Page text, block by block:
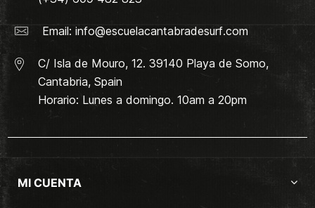
Email: info@escuelacantabradesurf.com
C/ Isla de Mouro, 12. 39140 Playa de Somo,
Cantabria, Spain
Horario: Lunes a domingo. 10am a 20pm
MI CUENTA